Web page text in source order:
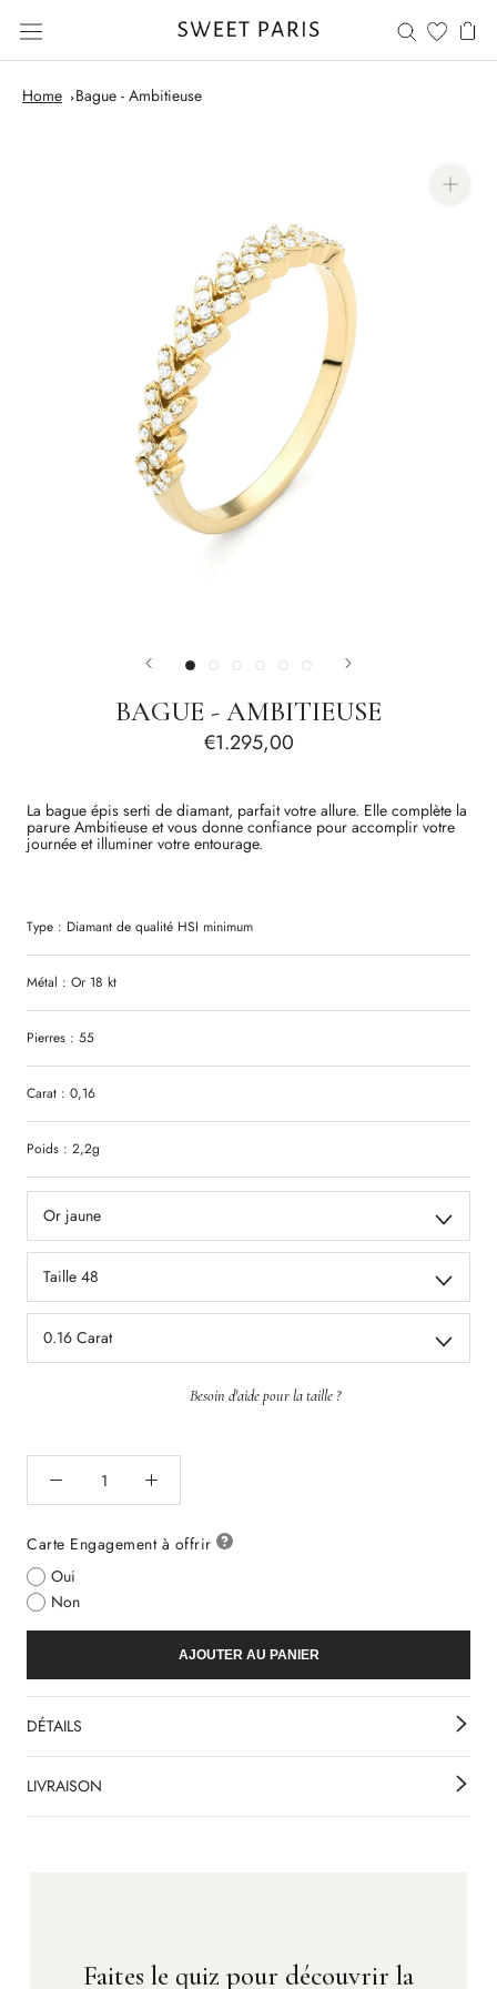
content
Home
Bague - Ambitieuse
BAGUE - AMBITIEUSE
€1.295,00
La bague épis serti de diamant, parfait votre allure. Elle complète la
parure Ambitieuse et vous donne confiance pour accomplir votre
journée etilluminer votre entourage.
Type : Diamant de qualité HSI minimum
Métal : Or 18 kt
Pierres : 55
Carat : 0,16
Poids : 2,2g
Or jaune
Taille 48
0.16 Carat
Besoin d'aide pour la taille ?
Carte Engagement à offrir
Oui
Non
AJOUTER AU PANIER
DÉTAILS
LIVRAISON
Faites le quiz pour découvrir la